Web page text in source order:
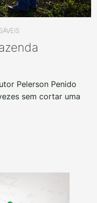
Pelerson Penido
sem cortar uma